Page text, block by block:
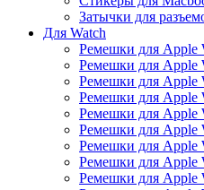
Затычки для
Для Watch
Ремешки для Apple
Ремешки для Apple
Ремешки для Apple
Ремешки для Apple
Ремешки для Apple
Ремешки для Apple
Ремешки для Apple
Ремешки для Apple
Ремешки для Apple